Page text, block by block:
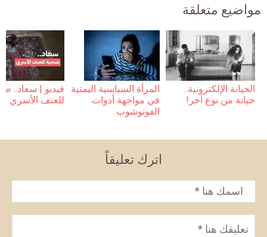
مواضيع متعلقة
الخيانة الإلكترونية..
خيانة من نوع آخر!
المرأة السياسية اليمنية
في مواجهة أدوات
الفوتوشوب
فيديو | سعاد..
للعنف الأسري
اترك تعليقاً
الاسم*
تعليق